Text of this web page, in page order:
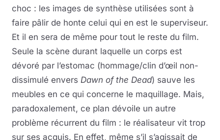
choc : les images de synthèse utilisées sont à
faire pâlir de honte celui qui en est le superviseur.
Et il en sera de même pour tout le reste du film.
Seule la scène durant laquelle un corps est
dévoré par l’estomac (hommage/clin d’œil non-
dissimulé envers Dawn of the Dead) sauve les
meubles en ce qui concerne le maquillage. Mais,
paradoxalement, ce plan dévoile un autre
problème récurrent du film : le réalisateur vit trop
sur ses acquis. En effet, même s’il s’agissait de